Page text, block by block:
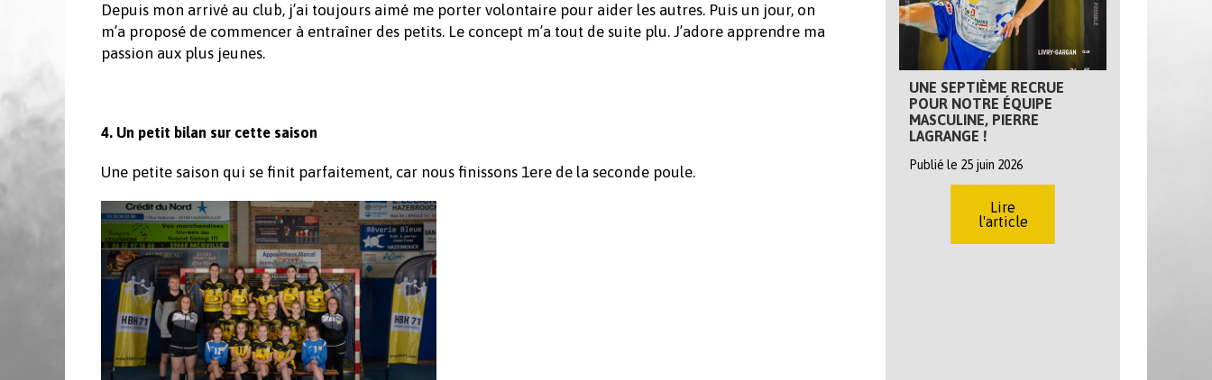
Depuis mon arrivé au club, j’ai toujours aimé me porter volontaire pour aider les autres. Puis un jour, on
m’a proposé de commencer à entraîner des petits. Le concept m’a tout de suite plu. J’adore apprendre ma
passion aux plus jeunes.
4. Un petit bilan sur cette saison
Une petite saison qui se finit parfaitement, car nous finissons 1ere de la seconde poule.
UNE SEPTIÈME RECRUE
POUR NOTRE ÉQUIPE
MASCULINE, PIERRE
LAGRANGE !
Publié le 25 juin 2026
Lire
l'article